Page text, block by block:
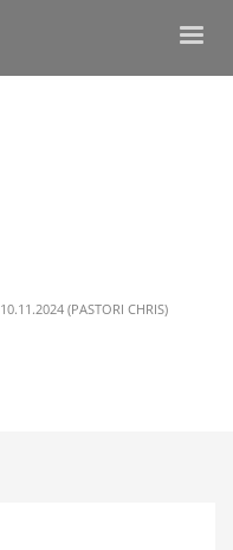
(PASTORI CHRIS)